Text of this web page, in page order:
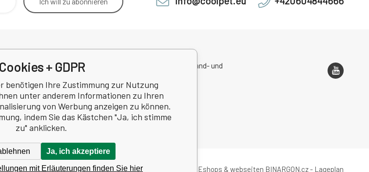
Rücktritt vom Vertrag
Datenschutzbestimmungen
Rezension
Betriebsadresse, Versand- und
Eshops & webseiten BINARGON.cz- Lageplan
Cookies + GDPR
benötigen Ihre Zustimmung zur Nutzung
unter anderem Informationen zu Ihren
von Werbung anzeigen zu können.
indem Sie das Kästchen "Ja, ich stimme
zu" anklicken.
Ja, ich akzeptiere
mit Erläuterungen finden Sie hier